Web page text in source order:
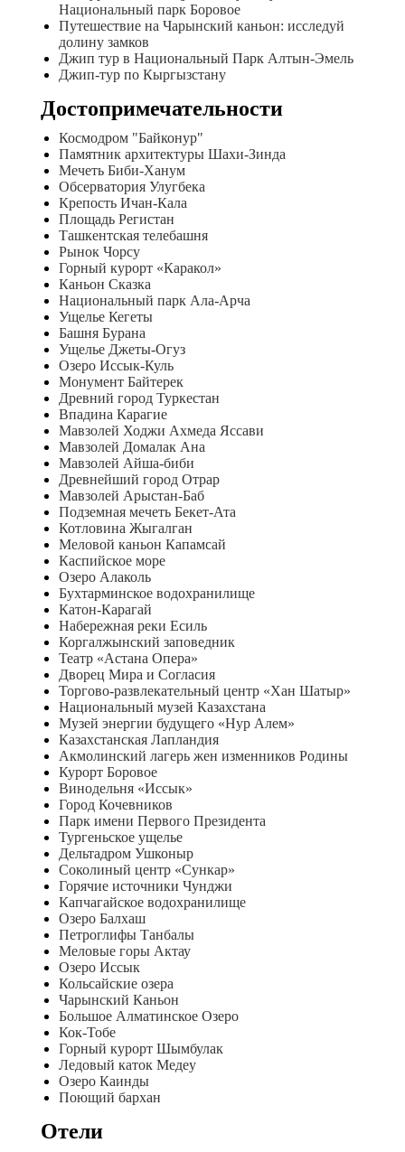
Национальный парк Боровое
Путешествие на Чарынский каньон: исследуй
долину замков
Джип тур в Национальный Парк Алтын-Эмель
Джип-тур по Кыргызстану
Достопримечательности
Космодром "Байконур"
Памятник архитектуры Шахи-Зинда
Мечеть Биби-Ханум
Обсерватория Улугбека
Крепость Ичан-Кала
Площадь Регистан
Ташкентская телебашня
Рынок Чорсу
Горный курорт «Каракол»
Каньон Сказка
Национальный парк Ала-Арча
Ущелье Кегеты
Башня Бурана
Ущелье Джеты-Огуз
Озеро Иссык-Куль
Монумент Байтерек
Древний город Туркестан
Впадина Карагие
Мавзолей Ходжи Ахмеда Яссави
Мавзолей Домалак Ана
Мавзолей Айша-биби
Древнейший город Отрар
Мавзолей Арыстан-Баб
Подземная мечеть Бекет-Ата
Котловина Жыгалган
Меловой каньон Капамсай
Каспийское море
Озеро Алаколь
Бухтарминское водохранилище
Катон-Карагай
Набережная реки Есиль
Коргалжынский заповедник
Театр «Астана Опера»
Дворец Мира и Согласия
Торгово-развлекательный центр «Хан Шатыр»
Национальный музей Казахстана
Музей энергии будущего «Нур Алем»
Казахстанская Лапландия
Акмолинский лагерь жен изменников Родины
Курорт Боровое
Винодельня «Иссык»
Город Кочевников
Парк имени Первого Президента
Тургеньское ущелье
Дельтадром Ушконыр
Соколиный центр «Сункар»
Горячие источники Чунджи
Капчагайское водохранилище
Озеро Балхаш
Петроглифы Танбалы
Меловые горы Актау
Озеро Иссык
Кольсайские озера
Чарынский Каньон
Большое Алматинское Озеро
Кок-Тобе
Горный курорт Шымбулак
Ледовый каток Медеу
Озеро Каинды
Поющий бархан
Отели